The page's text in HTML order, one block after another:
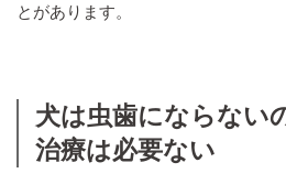
とがあります。
犬は虫歯にならない
治療は必要ない